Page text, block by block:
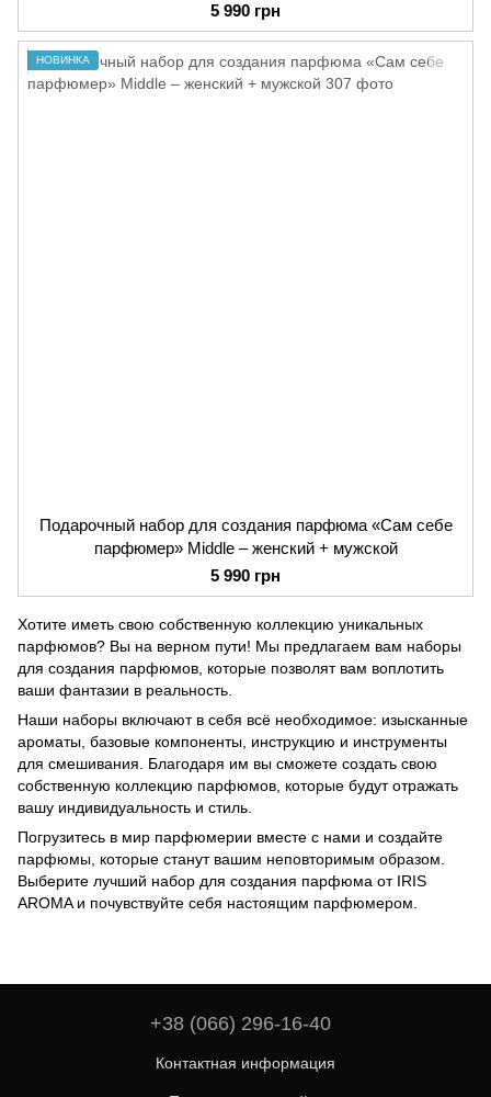
5 990 грн
НОВИНКА
Подарочный набор для создания парфюма «Сам себе
парфюмер» Middle – женский + мужской
5 990 грн
Хотите иметь свою собственную коллекцию уникальных
парфюмов? Вы на верном пути! Мы предлагаем вам наборы
для создания парфюмов, которые позволят вам воплотить
ваши фантазии в реальность.
Наши наборы включают в себя всё необходимое: изысканные
ароматы, базовые компоненты, инструкцию и инструменты
для смешивания. Благодаря им вы сможете создать свою
собственную коллекцию парфюмов, которые будут отражать
вашу индивидуальность и стиль.
Погрузитесь в мир парфюмерии вместе с нами и создайте
парфюмы, которые станут вашим неповторимым образом.
Выберите лучший набор для создания парфюма от IRIS
AROMA и почувствуйте себя настоящим парфюмером.
+38 (066) 296-16-40
Контактная информация